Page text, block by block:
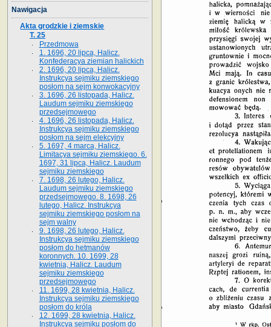
Nawigacja
Akta grodzkie i ziemskie
T. 25
Przedmowa
1. 1696, 20 lipca, Halicz.
Konfederacya ziemian halickich
2. 1696, 20 lipca, Halicz.
Instrukcya sejmiku ziemskiego
posłom na sejm konwokacyjny
3. 1696, 26 listopada, Halicz.
Laudum sejmiku ziemskiego
przedsejmowego
4. 1696, 26 listopada, Halicz.
Instrukcya sejmiku ziemskiego
posłom na sejm elekcyjny
5. 1697, 4 marca, Halicz.
Limitacya sejmiku ziemskiego. 6.
1697, 31 lipca, Halicz. Laudum
sejmiku ziemskiego
7. 1698, 26 lutego, Halicz.
Laudum sejmiku ziemskiego
przedsejmowego. 8. 1698, 26
lutego, Halicz. Instrukcya
sejmiku ziemskiego posłom na
sejm walny
9. 1698, 26 lutego, Halicz.
Instrukcya sejmiku ziemskiego
posłom do hetmanów
koronnych. 10. 1699, 28
kwietnia, Halicz. Laudum
sejmiku ziemskiego
przedsejmowego
11. 1699, 28 kwietnia, Halicz.
Instrukcya sejmiku ziemskiego
posłom do króla
12. 1699, 28 kwietnia, Halicz.
Instrukcya sejmiku posłom do